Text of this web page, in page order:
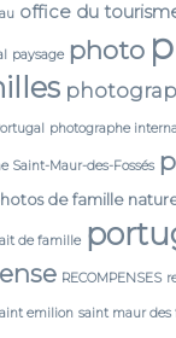
office du
paysage photo
photographe
Saint-Maur-des-Fossés
de famille
de famille
RECOMPENSES
emilion saint maur des